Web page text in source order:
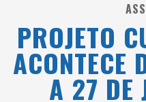
PROJETO
ACONTECE
A 27 DE